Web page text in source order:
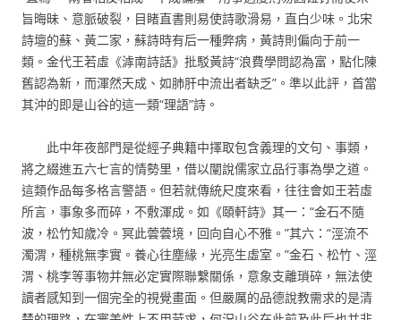
旨晦昧、意脈破裂，目睹直書則易使詩歌滑易，直白少味。北宋
詩壇的蘇、黃二家，蘇詩時有后一種弊病，黃詩則偏向于前一
類。金代王若虛《滹南詩話》批駁黃詩“浪費學問認為富，點化陳
舊認為新，而渾然天成、如肺肝中流出者缺乏”。準以此評，首當
其沖的即是山谷的這一類“理語”詩。
此中年夜部門是從經子典籍中擇取包含義理的文句、事類，
將之綴進五六七言的情勢里，借以闡說儒家立品行事為學之道。
這類作品每多格言警語。但若就傳統尺度來看，往往會如王若虛
所言，事象多而碎，不敷渾成。如《頤軒詩》其一：“金石不隨
波，松竹知歲冷。冥此蕓蕓境，回向自心不雅。”其六：“涇流不
濁渭，種桃無李實。養心往塵緣，光亮生虛室。”金石、松竹、涇
渭、桃李等事物并無必定實際聯繫關係，意象支離瑣碎，無法使
讀者感知到一個完全的視覺畫面。但嚴厲的品德說教需求的是清